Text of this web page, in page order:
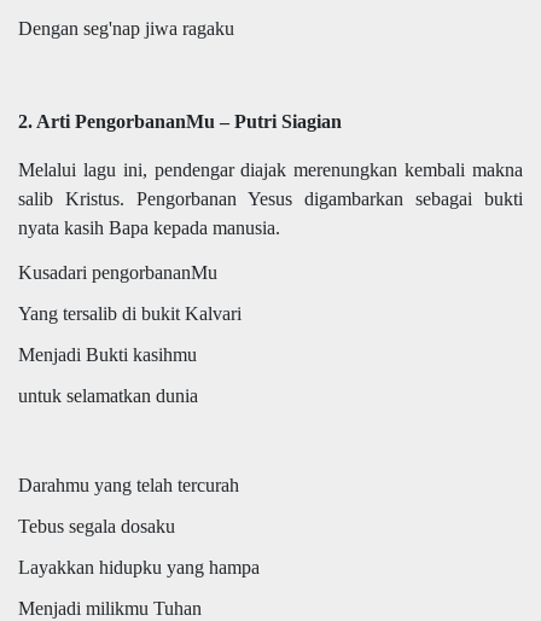
Dengan seg'nap jiwa ragaku
2. Arti PengorbananMu – Putri Siagian
Melalui lagu ini, pendengar diajak merenungkan kembali makna
salib Kristus. Pengorbanan Yesus digambarkan sebagai bukti
nyata kasih Bapa kepada manusia.
Kusadari pengorbananMu
Yang tersalib di bukit Kalvari
Menjadi Bukti kasihmu
untuk selamatkan dunia
Darahmu yang telah tercurah
Tebus segala dosaku
Layakkan hidupku yang hampa
Menjadi milikmu Tuhan